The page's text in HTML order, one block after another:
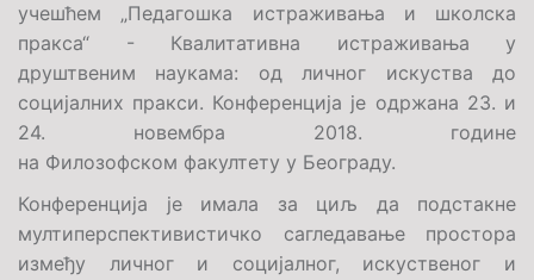
учешћем „Педагошка истраживања и школска
пракса“ - Квалитативна истраживања у
друштвеним наукама: од личног искуства до
социјалних пракси. Конференција je одржана 23. и
24. новембра 2018. године
на Филозофском факултету у Београду.
Конференција је имала за циљ да подстакне
мултиперспективистичко сагледавање простора
између личног и социјалног, искуственог и